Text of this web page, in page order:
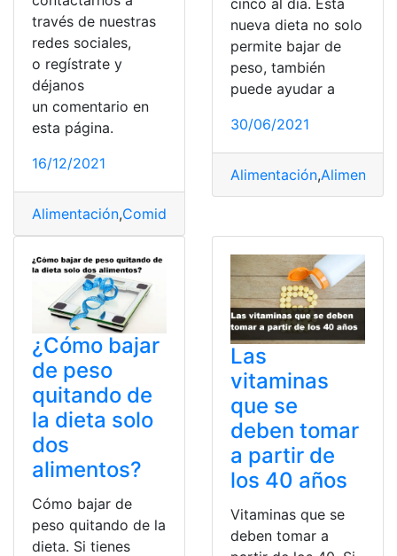
través de nuestras
redes sociales,
o regístrate y
déjanos
un comentario en
esta página.
16/12/2021
Alimentación,Comida
cinco al día. Esta
nueva dieta no solo
permite bajar de
peso, también
puede ayudar a
30/06/2021
Alimentación,Alimentos
¿Cómo bajar
de peso
quitando de
la dieta solo
dos
alimentos?
Cómo bajar de
peso quitando de la
dieta. Si tienes
Las
vitaminas
que se
deben tomar
a partir de
los 40 años
Vitaminas que se
deben tomar a